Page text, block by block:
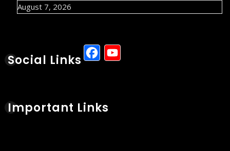
August 7, 2026
Social Links Facebook
Important Links